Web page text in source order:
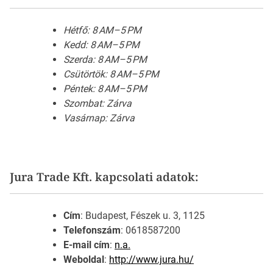
Hétfő: 8 AM–5 PM
Kedd: 8 AM–5 PM
Szerda: 8 AM–5 PM
Csütörtök: 8 AM–5 PM
Péntek: 8 AM–5 PM
Szombat: Zárva
Vasárnap: Zárva
Jura Trade Kft. kapcsolati adatok:
Cím: Budapest, Fészek u. 3, 1125
Telefonszám: 0618587200
E-mail cím: n.a.
Weboldal : http://www.jura.hu/